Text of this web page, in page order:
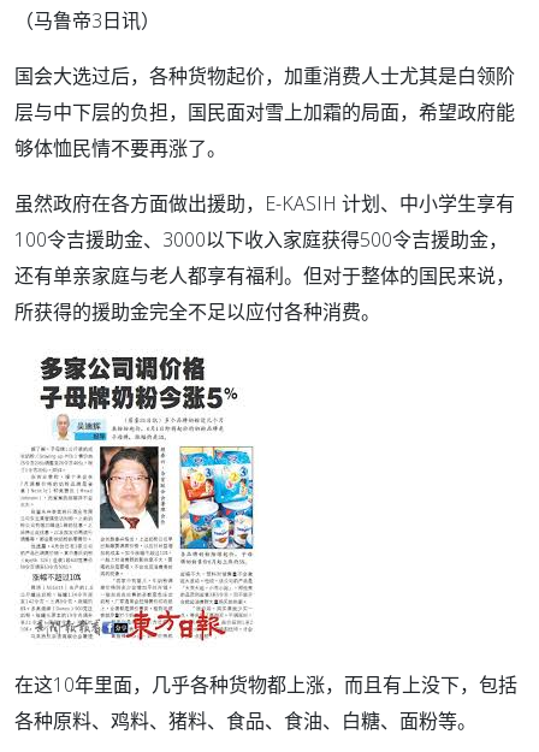
（马鲁帝3日讯）
国会大选过后，各种货物起价，加重消费人士尤其是白领阶
层与中下层的负担，国民面对雪上加霜的局面，希望政府能
够体恤民情不要再涨了。
虽然政府在各方面做出援助，E-KASIH 计划、中小学生享有
100令吉援助金、3000以下收入家庭获得500令吉援助金，
还有单亲家庭与老人都享有福利。但对于整体的国民来说，
所获得的援助金完全不足以应付各种消费。
在这10年里面，几乎各种货物都上涨，而且有上没下，包括
各种原料、鸡料、猪料、食品、食油、白糖、面粉等。